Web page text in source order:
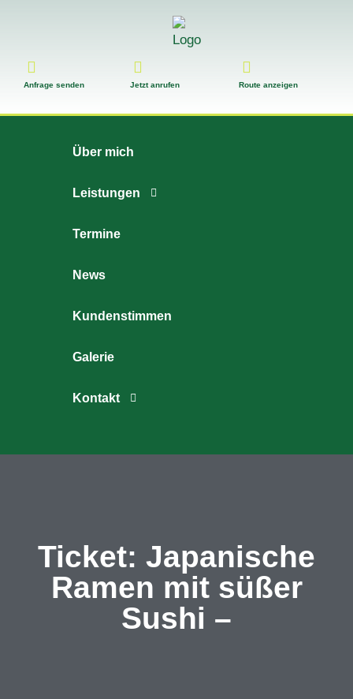
Anfrage senden Jetzt anrufen Route anzeigen
Über mich
Leistungen
Termine
News
Kundenstimmen
Galerie
Kontakt
Ticket: Japanische
Ramen mit süßer
Sushi –